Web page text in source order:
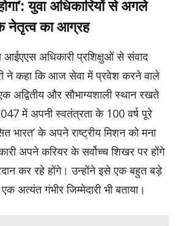
युवा अधिकारियों से अगले
नेतृत्व का आग्रह
अधिकारी प्रशिक्षुओं से संवाद
ने कहा कि आज सेवा में प्रवेश करने वाले
अद्वितीय और सौभाग्यशाली स्थान रखते
में अपनी स्वतंत्रता के 100 वर्ष पूरे
भारत’ के अपने राष्ट्रीय मिशन को मना
अपने करियर के सर्वोच्च शिखर पर होंगे
कर रहे होंगे। उन्होंने इसे एक बहुत बड़े
अत्यंत गंभीर जिम्मेदारी भी बताया।